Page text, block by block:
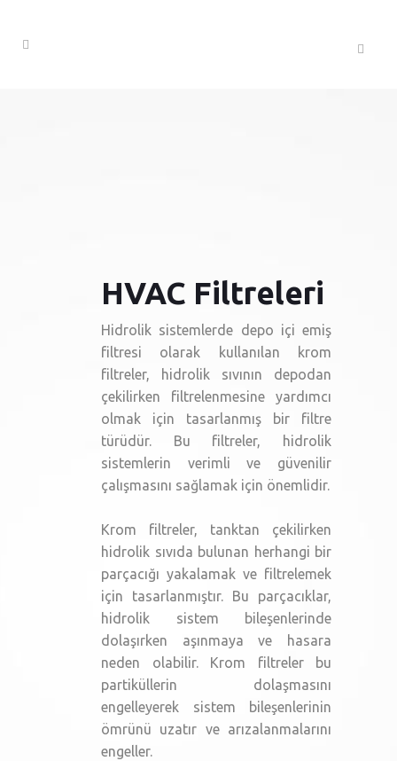
HVAC Filtreleri
Hidrolik sistemlerde depo içi emiş
filtresi olarak kullanılan krom
filtreler, hidrolik sıvının depodan
çekilirken filtrelenmesine yardımcı
olmak için tasarlanmış bir filtre
türüdür. Bu filtreler, hidrolik
sistemlerin verimli ve güvenilir
çalışmasını sağlamak için önemlidir.
Krom filtreler, tanktan çekilirken
hidrolik sıvıda bulunan herhangi bir
parçacığı yakalamak ve filtrelemek
için tasarlanmıştır. Bu parçacıklar,
hidrolik sistem bileşenlerinde
dolaşırken aşınmaya ve hasara
neden olabilir. Krom filtreler bu
partiküllerin dolaşmasını
engelleyerek sistem bileşenlerinin
ömrünü uzatır ve arızalanmalarını
engeller.